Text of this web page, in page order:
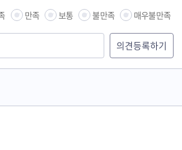
만족 보통 불만족 매우불만족